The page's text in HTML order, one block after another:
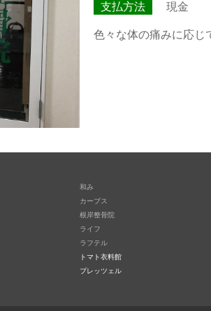
支払方法 現金
色々な体の痛みに応じ
和み
カーブス
根岸整骨院
ライフ
ラフテル
トマト衣料館
プレッツェル